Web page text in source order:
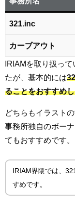
321.inc
カーブアウト
IRIAMを取り扱っ
たが、基本的には
ることをおすすめ
どちらもイラスト
事務所独自のボー
てもおすすめです。
IRIAM界隈では、
すめです。